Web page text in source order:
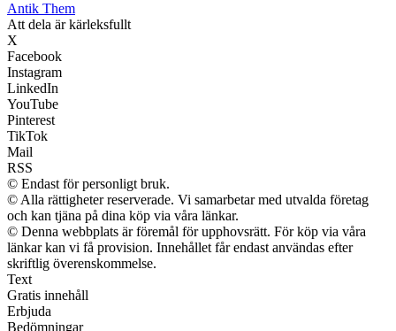
Antik Them
Att dela är kärleksfullt
X
Facebook
Instagram
LinkedIn
YouTube
Pinterest
TikTok
Mail
RSS
© Endast för personligt bruk.
© Alla rättigheter reserverade. Vi samarbetar med utvalda företag
och kan tjäna på dina köp via våra länkar.
© Denna webbplats är föremål för upphovsrätt. För köp via våra
länkar kan vi få provision. Innehållet får endast användas efter
skriftlig överenskommelse.
Text
Gratis innehåll
Erbjuda
Bedömningar